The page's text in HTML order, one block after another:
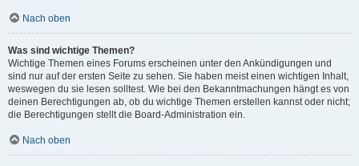
Nach oben
Was sind wichtige Themen?
Wichtige Themen eines Forums erscheinen unter den Ankündigungen und
sind nur auf der ersten Seite zu sehen. Sie haben meist einen wichtigen Inhalt,
weswegen du sie lesen solltest. Wie bei den Bekanntmachungen hängt es von
deinen Berechtigungen ab, ob du wichtige Themen erstellen kannst oder nicht;
die Berechtigungen stellt die Board-Administration ein.
Nach oben